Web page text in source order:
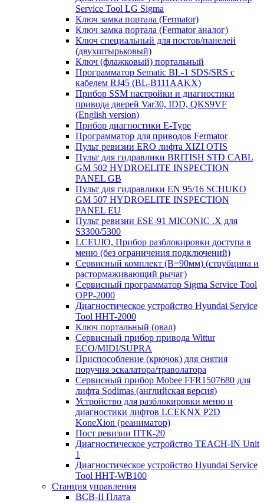
Service Tool LG Sigma
Ключ замка портала (Fermator)
Ключ замка портала (Fermator аналог)
Ключ специальный для постов/панелей
(двухштырьковый)
Ключ (флажковый) портальный
Программатор Sematic BL-1 SDS/SRS с
кабелем RJ45 (BL-B111AAKX)
Прибор SSM настройки и диагностики
привода дверей Var30, IDD, QKS9VF
(English version)
Прибор диагностики E-Type
Программатор для приводов Fermator
Пульт ревизии ERO лифта XIZI OTIS
Пульт для гидравлики BRITISH STD CABL
GM 502 HYDROELITE INSPECTION
PANEL GB
Пульт для гидравлики EN 95/16 SCHUKO
GM 507 HYDROELITE INSPECTION
PANEL EU
Пульт ревизии ESE-91 MICONIC .X для
S3300/5300
LCEUIO, Прибор разблокировки доступа в
меню (без ограничения подключений)
Сервисный комплект (В=90мм) (струбцина и
растормаживающий рычаг)
Сервисный программатор Sigma Service Tool
OPP-2000
Диагностическое устройство Hyundai Service
Tool HHT-2000
Ключ портальный (овал)
Сервисный прибор привода Wittur
ECO/MIDI/SUPRA
Приспособление (крючок) для снятия
поручня эскалатора/траволатора
Сервисный прибор Mobee FFR1507680 для
лифта Sodimas (английская версия)
Устройство для разблокировки меню и
диагностики лифтов LCEKNX P2D
KoneXion (реаниматор)
Пост ревизии ПТК-20
Диагностическое устройство TEACH-IN Unit
1
Диагностическое устройство Hyundai Service
Tool HHT-WB100
Станция управления
BCB-II Плата